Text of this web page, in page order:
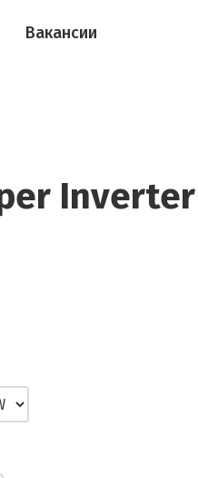
Вакансии
Inverter